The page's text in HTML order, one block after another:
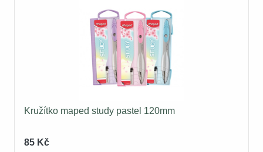
Kružítko maped study pastel 120mm
85 Kč